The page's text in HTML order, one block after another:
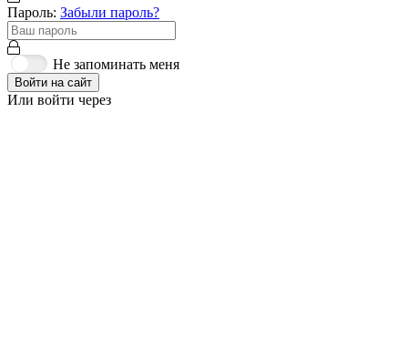
Пароль: Забыли пароль?
Не запоминать меня
Войти на сайт
Или войти через